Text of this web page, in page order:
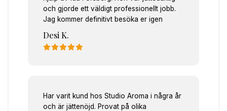
och gjorde ett väldigt professionellt jobb.
Jag kommer definitivt besöka er igen
Desi K.
Har varit kund hos Studio Aroma i några år
och är jättenöjd. Provat på olika